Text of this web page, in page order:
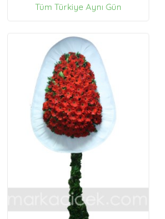
Tüm Türkiye Aynı Gün